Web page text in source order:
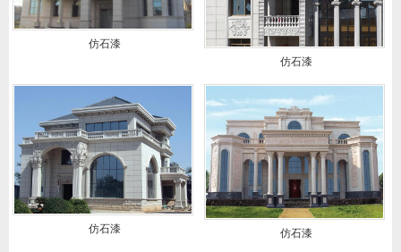
仿石漆
仿石漆
仿石漆 仿石漆